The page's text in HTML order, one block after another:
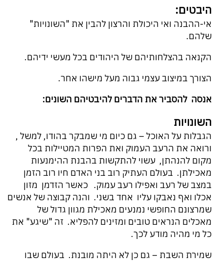
היבטים:
אי-ההבנה ואי היכולת והרצון להבין את "השונויות"
שלהם.
הקנאה בהצלחותיהם של היהודים בכל מעשי ידיהם.
הצורך במיצוב עצמי גבוה מעל מישהו אחר.
אנסה להסביר את הדברים להיבטיהם השונים:
השונויות
הגבלות על האוכל – גם כיום מי שמבקר בהודו, למשל ,
ורואה את הרעב העמוק ואת הפרות המטיילות בכל
מקום להנהתן, עשוי להתקשות בהבנת ההימנעות
מאכילתן. בעולם העתיק רוב בני האדם חיו רוב הזמן
במצב של רעב ואפילו רעב עמוק. כאשר הזדמן מזון
אכלו ואף נאבקו עליו אחד בשני. והנה קבוצה של אנשים
שמרצונם החופשי נמנעים מאכילת מגוון גדול של
מאכלים הנראים טובים ומזינים להפליא. זה "שיגע" את
כל מי מהיה מודע לכך.
שמירת השבת – גם כן לא היתה מובנת. בעולם שבו